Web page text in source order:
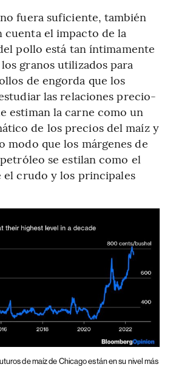
fuera suficiente, también
cuenta el impacto de la
pollo está tan íntimamente
granos utilizados para
de engorda que los
las relaciones precio-
estiman la carne como un
de los precios del maíz y
modo que los márgenes de
se estilan como el
crudo y los principales
de maíz de Chicago están en su nivel más